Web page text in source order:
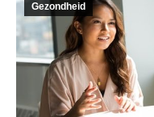
Gezondheid